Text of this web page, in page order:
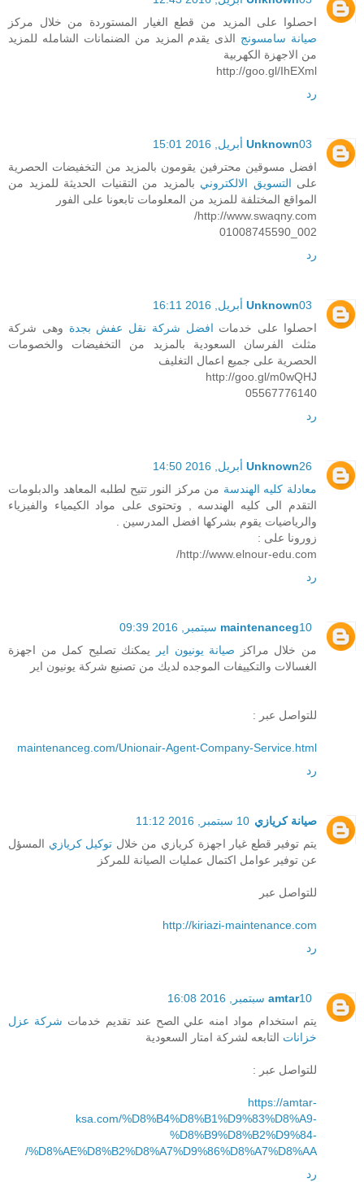
احصلوا على المزيد من قطع الغيار المستوردة من خلال مركز
صيانة سامسونج الذى يقدم المزيد من الضنمانات الشامله للمزيد
من الاجهزة الكهربية
http://goo.gl/IhEXml
رد
Unknown03 أبريل, 2016 15:01
افضل مسوقين محترفين يقومون بالمزيد من التخفيضات الحصرية
على التسويق الالكتروني بالمزيد من التقنيات الحديثة للمزيد من
المواقع المختلفة للمزيد من المعلومات تابعونا على الفور
http://www.swaqny.com/
002_01008745590
رد
Unknown03 أبريل, 2016 16:11
احصلوا على خدمات افضل شركة نقل عفش بجدة وهى شركة
مثلث الفرسان السعودية بالمزيد من التخفيضات والخصومات
الحصرية على جميع اعمال التغليف
http://goo.gl/m0wQHJ
05567776140
رد
Unknown26 أبريل, 2016 14:50
معادلة كليه الهندسة من مركز النور تتيح لطلبه المعاهد والدبلومات
التقدم الى كليه الهندسه , وتحتوى على مواد الكيمياء والفيزياء
والرياضيات يقوم بشركها افضل المدرسين .
زورونا على :
http://www.elnour-edu.com/
رد
maintenanceg10 سبتمبر, 2016 09:39
من خلال مراكز صيانة يونيون اير
يمكنك تصليح كمل من اجهزة
الغسالات والتكييفات الموجده لديك من تصنيع شركة يونيون اير
للتواصل عبر :
maintenanceg.com/Unionair-Agent-Company-Service.html
رد
صيانة كريازي 10 سبتمبر, 2016 11:12
يتم توفير قطع غيار اجهزة كريازي من خلال توكيل كريازي المسؤل
عن توفير عوامل اكتمال عمليات الصيانة للمركز
للتواصل عبر
http://kiriazi-maintenance.com
رد
amtar10 سبتمبر, 2016 16:08
يتم استخدام مواد امنه علي الصح عند تقديم خدمات شركة عزل
خزانات التابعه لشركة امتار السعودية
للتواصل عبر :
https://amtar-
ksa.com/%D8%B4%D8%B1%D9%83%D8%A9-
%D8%B9%D8%B2%D9%84-
%D8%AE%D8%B2%D8%A7%D9%86%D8%A7%D8%AA/
رد